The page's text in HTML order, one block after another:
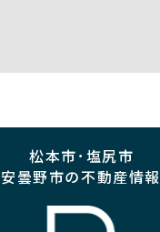
松本市･塩尻市
安曇野市の不動産情報